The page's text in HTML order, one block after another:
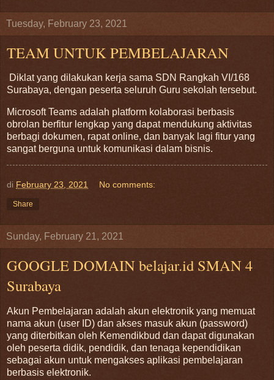
Tuesday, February 23, 2021
TEAM UNTUK PEMBELAJARAN
Diklat yang dilakukan kerja sama SDN Rangkah VI/168
Surabaya, dengan peserta seluruh Guru sekolah tersebut.
Microsoft Teams adalah platform kolaborasi berbasis
obrolan berfitur lengkap yang dapat mendukung aktivitas
berbagi dokumen, rapat online, dan banyak lagi fitur yang
sangat berguna untuk komunikasi dalam bisnis.
di February 23, 2021 No comments:
Share
Sunday, February 21, 2021
GOOGLE DOMAIN belajar.id SMAN 4
Surabaya
Akun Pembelajaran adalah akun elektronik yang memuat
nama akun (user ID) dan akses masuk akun (password)
yang diterbitkan oleh Kemendikbud dan dapat digunakan
oleh peserta didik, pendidik, dan tenaga kependidikan
sebagai akun untuk mengakses aplikasi pembelajaran
berbasis elektronik.